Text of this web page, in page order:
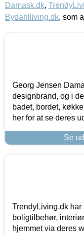
Damask.dk,
Bydahlliving.dk, som
Georg Jensen
designbrand, og i
badet, bordet,
her for at se deres
Se
TrendyLiving.dk
boligtilbehør,
hjemmet via deres